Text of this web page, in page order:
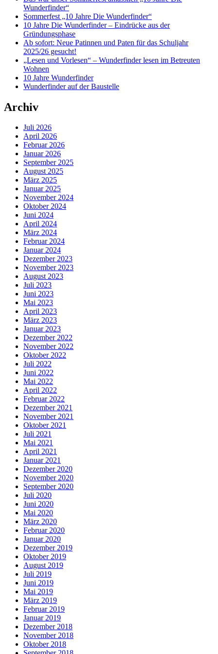
Wunderfinder“
Sommerfest „10 Jahre Die Wunderfinder“
10 Jahre Die Wunderfinder – Eindrücke aus der
Gründungsphase
Ab sofort: Neue Patinnen und Paten für das Schuljahr
2025/26 gesucht!
„Lesen und Vorlesen“ – Wunderfinder lesen im Betreuten
Wohnen
10 Jahre Wunderfinder
Wunderfinder auf der Baustelle
Archiv
Juli 2026
April 2026
Februar 2026
Januar 2026
September 2025
August 2025
März 2025
Januar 2025
November 2024
Oktober 2024
Juni 2024
April 2024
März 2024
Februar 2024
Januar 2024
Dezember 2023
November 2023
August 2023
Juli 2023
Juni 2023
Mai 2023
April 2023
März 2023
Januar 2023
Dezember 2022
November 2022
Oktober 2022
Juli 2022
Juni 2022
Mai 2022
April 2022
Februar 2022
Dezember 2021
November 2021
Oktober 2021
Juli 2021
Mai 2021
April 2021
Januar 2021
Dezember 2020
November 2020
September 2020
Juli 2020
Juni 2020
Mai 2020
März 2020
Februar 2020
Januar 2020
Dezember 2019
Oktober 2019
August 2019
Juli 2019
Juni 2019
Mai 2019
März 2019
Februar 2019
Januar 2019
Dezember 2018
November 2018
Oktober 2018